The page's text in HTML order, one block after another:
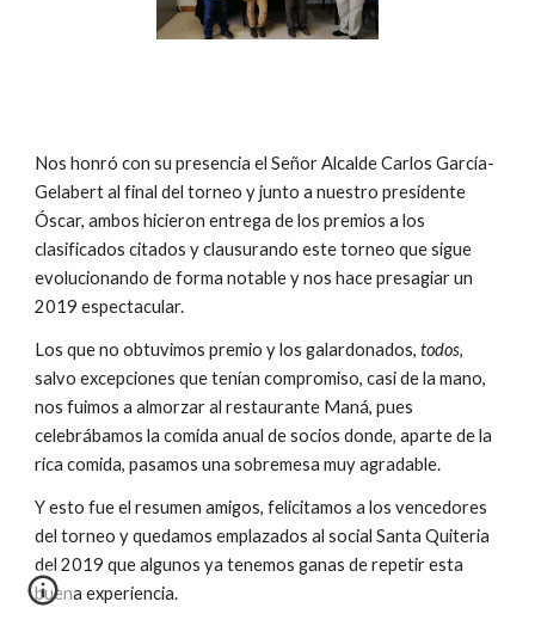
Nos honró con su presencia el Señor Alcalde Carlos García-
Gelabert al final del torneo y junto a nuestro presidente
Óscar, ambos hicieron entrega de los premios a los
clasificados citados y clausurando este torneo que sigue
evolucionando de forma notable y nos hace presagiar un
2019 espectacular.
Los que no obtuvimos premio y los galardonados, todos,
salvo excepciones que tenían compromiso, casi de la mano,
nos fuimos a almorzar al restaurante Maná, pues
celebrábamos la comida anual de socios donde, aparte de la
rica comida, pasamos una sobremesa muy agradable.
Y esto fue el resumen amigos, felicitamos a los vencedores
del torneo y quedamos emplazados al social Santa Quiteria
del 2019 que algunos ya tenemos ganas de repetir esta
buena experiencia.